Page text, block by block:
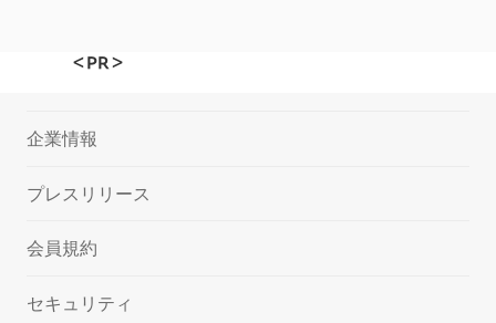
＜PR＞
企業情報
プレスリリース
会員規約
セキュリティ